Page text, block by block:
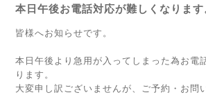
本日午後お電話対応が難しくなります
皆様へお知らせです。
本日午後より急用が入ってしまった為お電
ります。
大変申し訳ございませんが、ご予約・お問